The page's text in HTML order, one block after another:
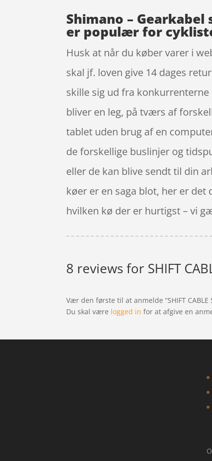
Shimano –
er populær for
Husk at når du køber varer i
skal jf. loven give 14 dages
skille sig ud fra
bliver en leg, på tværs af
tablet uden brug af en
de forskellige buslinjer og
eller de kan blive sendt til din
køer er en saga blot, her er
hvilken kø der er hurtigst – vi
8 reviews for SHIFT
Vær den første til at anmelde “SHIFT CABLE
Du skal være logged in for at afgive en